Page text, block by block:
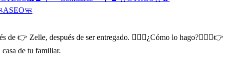
👉 Zelle, después de ser entregado. 🤷🏻‍♂¿Cómo lo hago?🤷🏻‍♂👉
de tu familiar.